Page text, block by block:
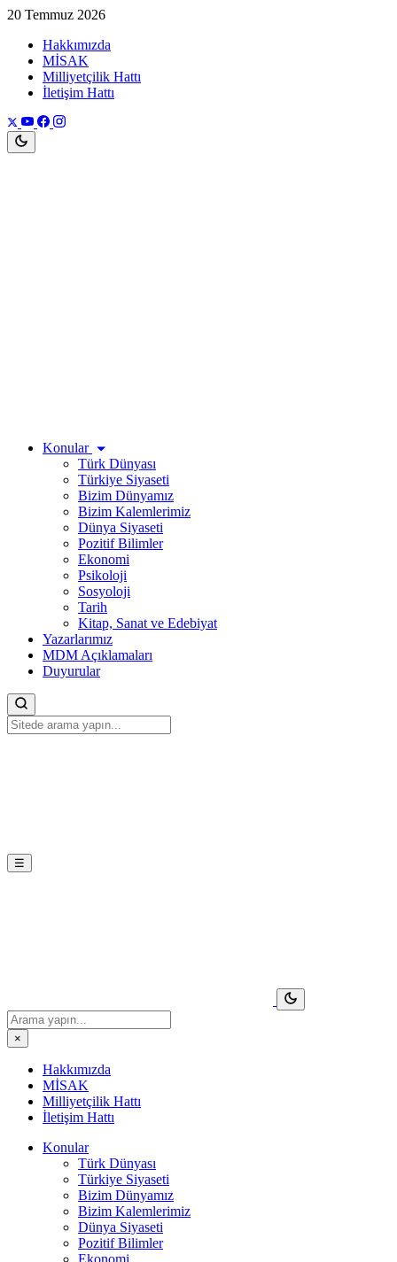
20 Temmuz 2026
Hakkımızda
MİSAK
Milliyetçilik Hattı
İletişim Hattı
Konular
Türk Dünyası
Türkiye Siyaseti
Bizim Dünyamız
Bizim Kalemlerimiz
Dünya Siyaseti
Pozitif Bilimler
Ekonomi
Psikoloji
Sosyoloji
Tarih
Kitap, Sanat ve Edebiyat
Yazarlarımız
MDM Açıklamaları
Duyurular
☰
×
Hakkımızda
MİSAK
Milliyetçilik Hattı
İletişim Hattı
Konular
Türk Dünyası
Türkiye Siyaseti
Bizim Dünyamız
Bizim Kalemlerimiz
Dünya Siyaseti
Pozitif Bilimler
Ekonomi